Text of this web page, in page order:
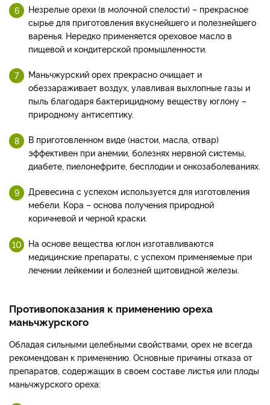
Незрелые орехи (в молочной спелости) – прекрасное
сырье для приготовления вкуснейшего и полезнейшего
варенья. Нередко применяется ореховое масло в
пищевой и кондитерской промышленности.
Маньчжурский орех прекрасно очищает и
обеззараживает воздух, улавливая выхлопные газы и
пыль благодаря бактерицидному веществу юглону –
природному антисептику.
В приготовленном виде (настои, масла, отвар)
эффективен при анемии, болезнях нервной системы,
диабете, пиелонефрите, бесплодии и онкозаболеваниях.
Древесина с успехом используется для изготовления
мебели. Кора – основа получения природной
коричневой и черной краски.
На основе вещества юглон изготавливаются
медицинские препараты, с успехом применяемые при
лечении лейкемии и болезней щитовидной железы.
Противопоказания к применению ореха
маньчжурского
Обладая сильными целебными свойствами, орех не всегда
рекомендован к применению. Основные причины отказа от
препаратов, содержащих в своем составе листья или плоды
маньчжурского ореха: